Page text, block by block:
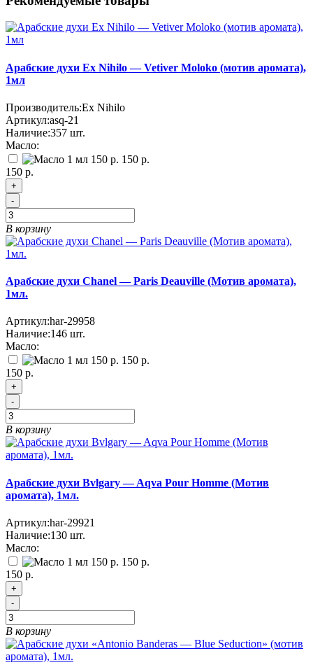
Арабские духи Ex Nihilo — Vetiver Moloko (мотив аромата),
1мл
Производитель:Ex Nihilo
Артикул:asq-21
Наличие:357 шт.
Масло:
150 р.
150 р.
+
-
В корзину
Арабские духи Chanel — Paris Deauville (Мотив аромата),
1мл.
Артикул:har-29958
Наличие:146 шт.
Масло:
150 р.
150 р.
+
-
В корзину
Арабские духи Bvlgary — Aqva Pour Homme (Мотив
аромата), 1мл.
Артикул:har-29921
Наличие:130 шт.
Масло:
150 р.
150 р.
+
-
В корзину